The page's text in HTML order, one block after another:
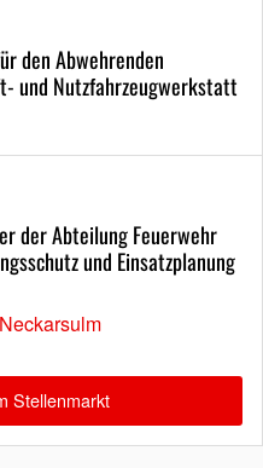
den Abwehrenden
und Nutzfahrzeugwerkstatt
der Abteilung Feuerwehr
und Einsatzplanung
Stellenmarkt